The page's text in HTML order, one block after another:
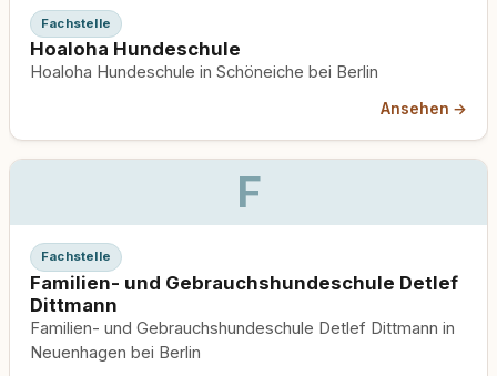
Fachstelle
Hoaloha Hundeschule
Hoaloha Hundeschule in Schöneiche bei Berlin
Ansehen →
F
Fachstelle
Familien- und Gebrauchshundeschule Detlef
Dittmann
Familien- und Gebrauchshundeschule Detlef Dittmann in
Neuenhagen bei Berlin